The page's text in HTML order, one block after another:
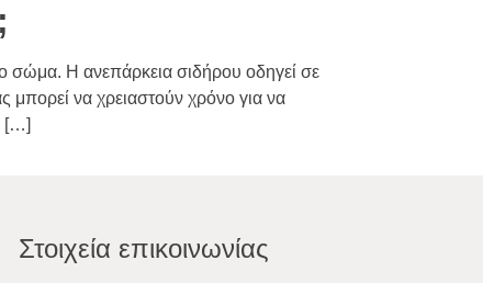
σώμα. Η ανεπάρκεια σιδήρου οδηγεί σε
μπορεί να χρειαστούν χρόνο για να
[…]
Στοιχεία επικοινωνίας